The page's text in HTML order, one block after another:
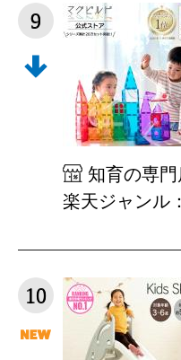
9
知育の専
楽天ジャンル
10